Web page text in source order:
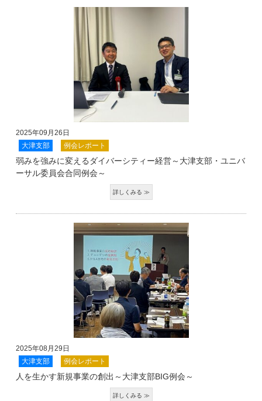
2025年09月26日
大津支部
例会レポート
弱みを強みに変えるダイバーシティー経営～大津支部・ユニバ
ーサル委員会合同例会～
2025年08月29日
大津支部
例会レポート
人を生かす新規事業の創出～大津支部BIG例会～